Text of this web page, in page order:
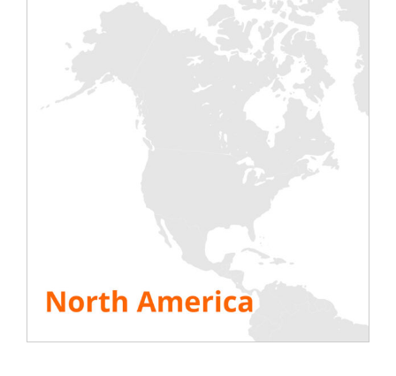
Stockholm Tech Show y
Rentaload
Descubra uno de los mayores encuentros
de profesionales y usuarios finales de
centros de datos de los países nórdicos. El
Stockholm Tech Show reúne a altos
ejecutivos de la industria de las TIC, con
especial atención a la infraestructura
digital (centros de datos, proveedores de
servicios en la nube, proveedores de
servicios edge, smart city, ciberseguridad,
IA y big data), con la participación de
financieros, líderes tecnológicos, empresas
técnicas y proveedores de soluciones,
empresas energéticas y organismos